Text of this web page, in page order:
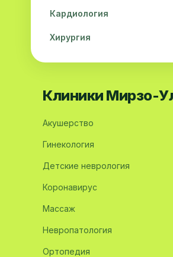
Кардиология
Хирургия
Физиотерапия
Эмбриология
Акушерство
Клиники Мирзо-
Акушерство
Гинекология
Детские неврология
Коронавирус
Массаж
Невропатология
Ортопедия